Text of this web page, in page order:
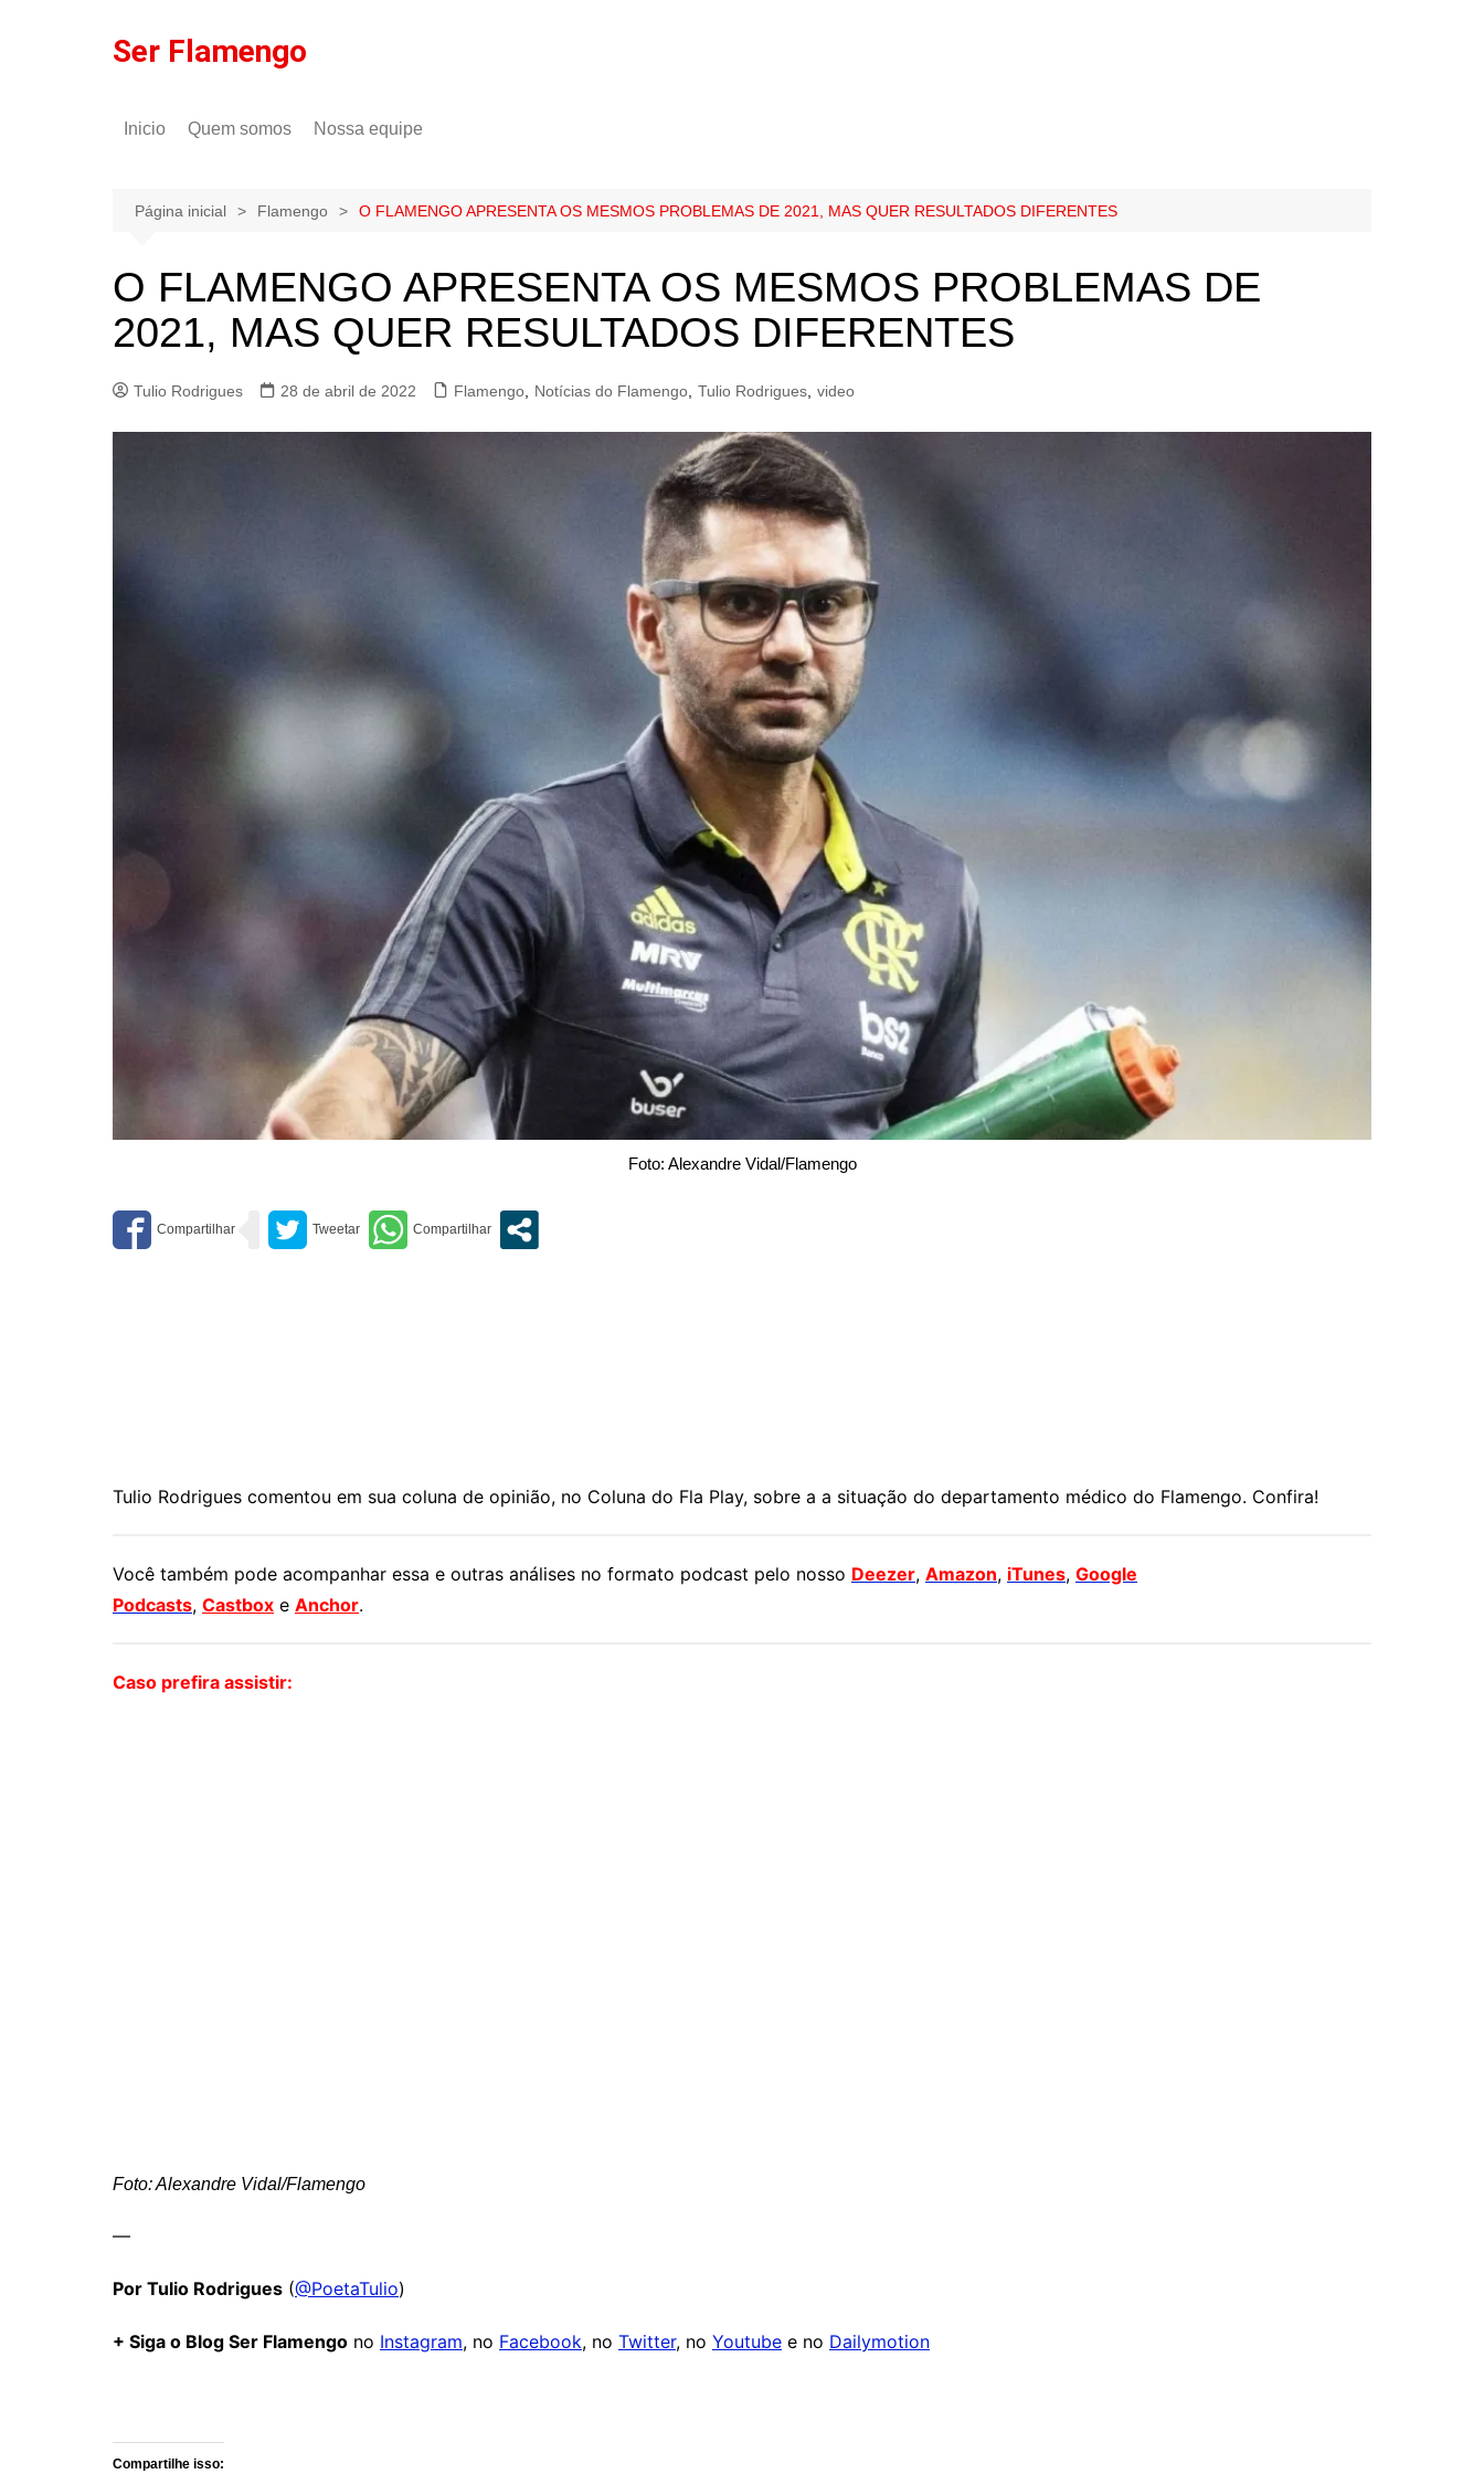
Ser Flamengo
Inicio Quem somos
Política de privacidade
Nossa equipe
Gilson Lima
Página inicial Flamengo O FLAMENGO APRESENTA OS MESMOS PROBLEMAS DE 2021, MAS QUER RESULTADOS DIFERENTES
O FLAMENGO APRESENTA OS MESMOS PROBLEMAS DE
2021, MAS QUER RESULTADOS DIFERENTES
Tulio Rodrigues 28 de abril de 2022 Flamengo Notícias do Flamengo Tulio Rodrigues video
Foto: Alexandre Vidal/Flamengo
Tulio Rodrigues comentou em sua coluna de opinião, no Coluna do Fla Play, sobre a a situação do departamento médico do Flamengo. Confira!
Você também pode acompanhar essa e outras análises no formato podcast pelo nosso Deezer, Amazon, iTunes, Google
Podcasts, Castbox e Anchor.
Caso prefira assistir:
Foto: Alexandre Vidal/Flamengo
—
Por Tulio Rodrigues (@PoetaTulio)
+ Siga o Blog Ser Flamengo no Instagram, no Facebook, no Twitter, no Youtube e no Dailymotion
Compartilhe isso: